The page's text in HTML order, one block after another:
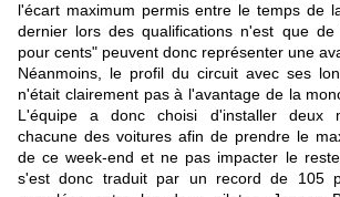
l'écart maximum permis entre le temps de
dernier lors des qualifications n'est que de
pour cents" peuvent donc représenter une
Néanmoins, le profil du circuit avec ses
n'était clairement pas à l'avantage de la
L'équipe a donc choisi d'installer deux
chacune des voitures afin de prendre le
de ce week-end et ne pas impacter le
s'est donc traduit par un record de 105